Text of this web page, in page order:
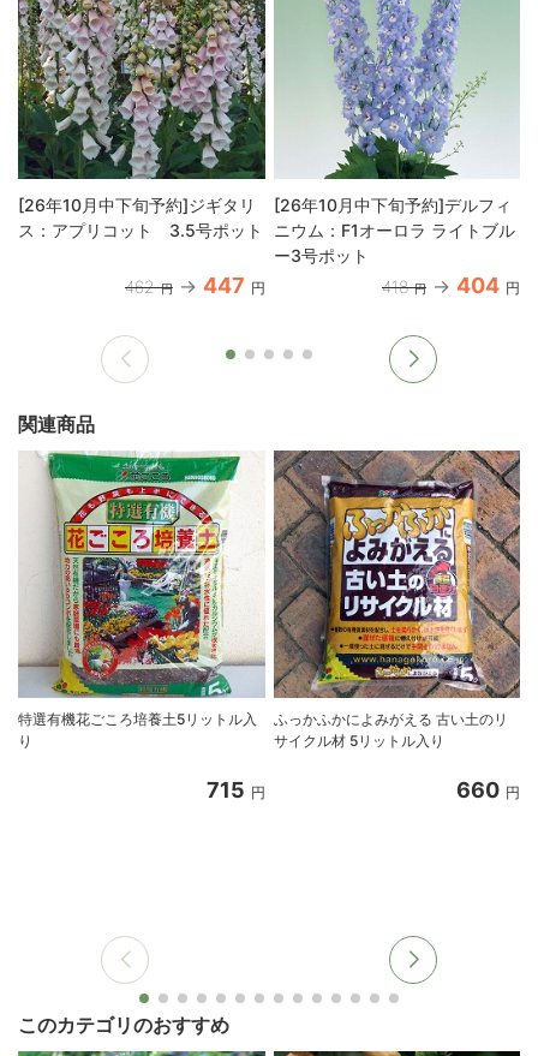
[26年10月中下旬予約]ジギタリ
ス：アプリコット 3.5号ポット
462 円 447 円
[26年10月中下旬予約]デルフィ
ニウム：F1オーロラ ライトブル
ー3号ポット
418 円 404 円
関連商品
特選有機花ごころ培養土5リットル入
り
715 円
ふっかふかによみがえる 古い土のリ
サイクル材 5リットル入り
660 円
このカテゴリのおすすめ